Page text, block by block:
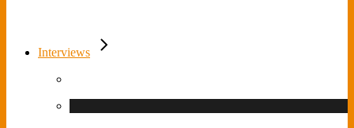
Interviews